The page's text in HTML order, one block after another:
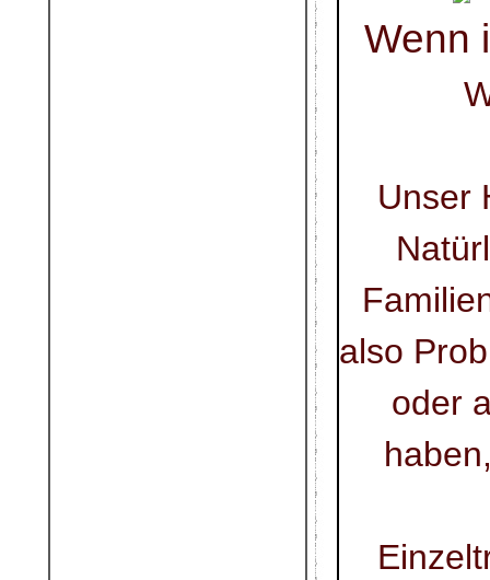
Wenn
Unser
also
oder